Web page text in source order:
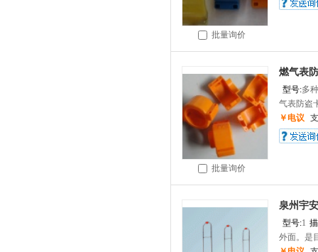
批量询价
批量询价
燃气表
型号:多种
气表防盗
￥电议
泉州宇
型号:1
外面。是